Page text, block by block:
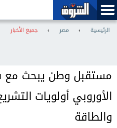
الرئيسية › مصر › جميع الأخبار
مستقبل وطن يبحث مع
الأوروبي أولويات
والطاقة